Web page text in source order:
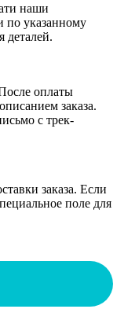
наши
по указанному
деталей.
оплаты
заказа.
с трек-
заказа. Если
поле для